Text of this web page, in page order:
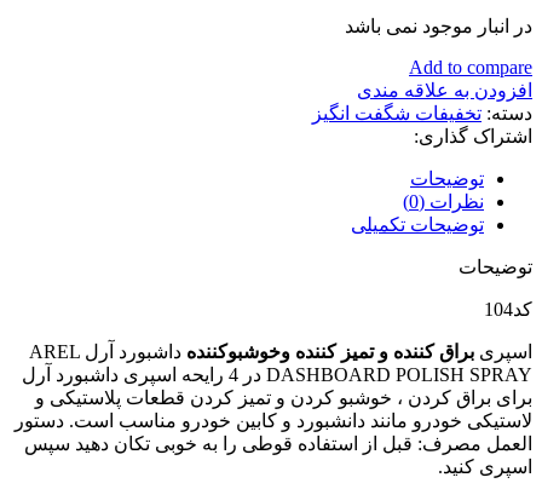
در انبار موجود نمی باشد
Add to compare
افزودن به علاقه مندی
دسته: تخفیفات شگفت انگیز
اشتراک گذاری:
توضیحات
نظرات (0)
توضیحات تکمیلی
توضیحات
کد104
اسپری براق کننده و تمیز کننده وخوشبوکننده
داشبورد آرل AREL
DASHBOARD POLISH SPRAY در 4 رایحه اسپری داشبورد آرل
برای براق کردن ، خوشبو کردن و تمیز کردن قطعات پلاستیکی و
لاستیکی خودرو مانند دانشبورد و کابین خودرو مناسب است. دستور
العمل مصرف: قبل از استفاده قوطی را به خوبی تکان دهید سپس
اسپری کنید.